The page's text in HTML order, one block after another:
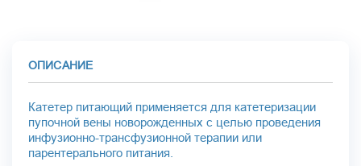
ОПИСАНИЕ
Катетер питающий применяется для катетеризации
пупочной вены новорожденных с целью проведения
инфузионно-трансфузионной терапии или
парентерального питания.